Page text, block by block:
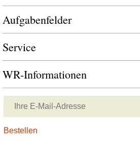
Aufgabenfelder
Service
WR-Informationen